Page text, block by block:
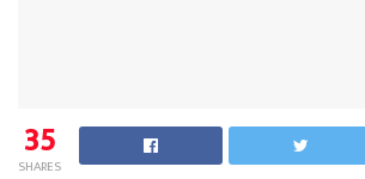
35
SHARES